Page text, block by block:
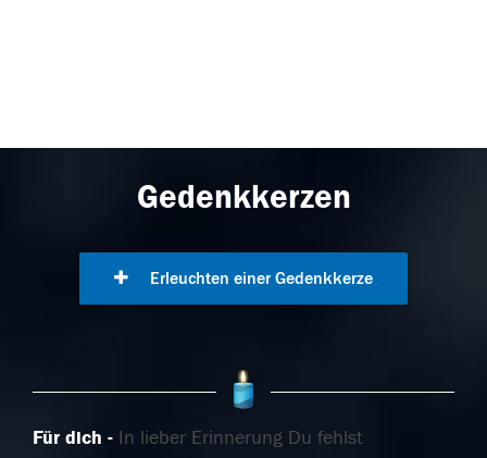
Gedenkkerzen
Erleuchten einer Gedenkkerze
Für dich In lieber Erinnerung Du fehlst